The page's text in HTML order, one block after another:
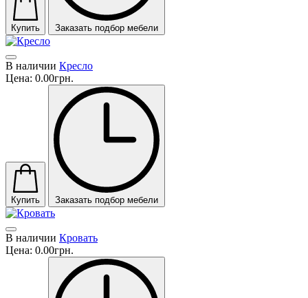
Купить Заказать подбор мебели
В наличии Кресло
Цена: 0.00грн.
Купить Заказать подбор мебели
В наличии Кровать
Цена: 0.00грн.